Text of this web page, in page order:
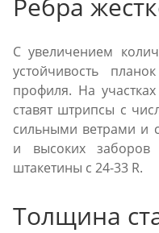
Ребра
С увеличением
устойчивость
профиля. На
ставят штрипсы с
сильными ветрами и
и высоких
штакетины с 24-33 R.
Толщина